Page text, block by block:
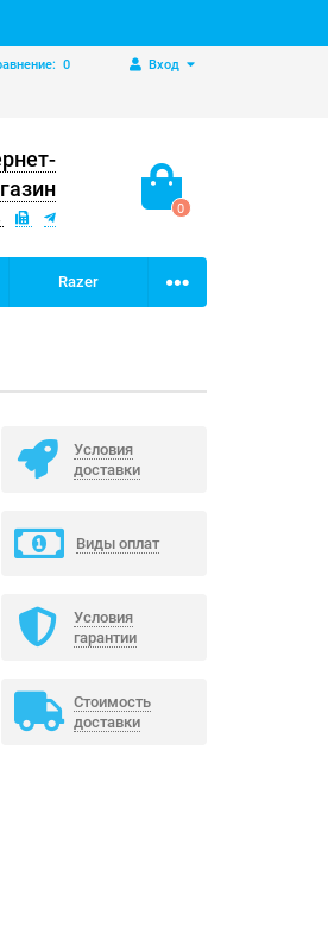
Вход
0
0
Razer
Условия
доставки
Виды оплат
Условия
гарантии
Стоимость
доставки